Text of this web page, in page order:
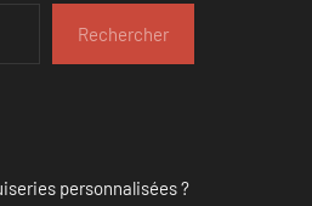
Rechercher
personnalisées ?